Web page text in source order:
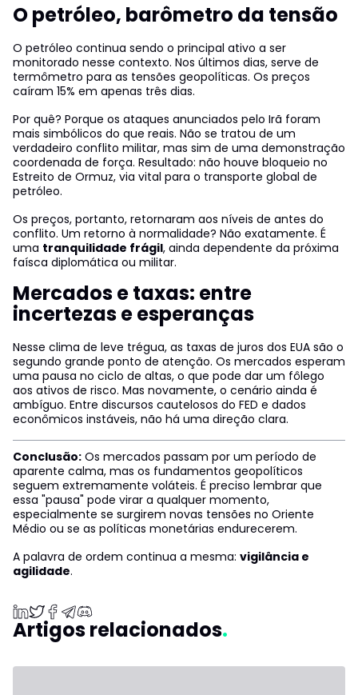
O petróleo, barômetro da tensão
O petróleo continua sendo o principal ativo a ser
monitorado nesse contexto. Nos últimos dias, serve de
termômetro para as tensões geopolíticas. Os preços
caíram 15% em apenas três dias.
Por quê? Porque os ataques anunciados pelo Irã foram
mais simbólicos do que reais. Não se tratou de um
verdadeiro conflito militar, mas sim de uma demonstração
coordenada de força. Resultado: não houve bloqueio no
Estreito de Ormuz, via vital para o transporte global de
petróleo.
Os preços, portanto, retornaram aos níveis de antes do
conflito. Um retorno à normalidade? Não exatamente. É
uma tranquilidade frágil, ainda dependente da próxima
faísca diplomática ou militar.
Mercados e taxas: entre
incertezas e esperanças
Nesse clima de leve trégua, as taxas de juros dos EUA são o
segundo grande ponto de atenção. Os mercados esperam
uma pausa no ciclo de altas, o que pode dar um fôlego
aos ativos de risco. Mas novamente, o cenário ainda é
ambíguo. Entre discursos cautelosos do FED e dados
econômicos instáveis, não há uma direção clara.
Conclusão: Os mercados passam por um período de
aparente calma, mas os fundamentos geopolíticos
seguem extremamente voláteis. É preciso lembrar que
essa "pausa" pode virar a qualquer momento,
especialmente se surgirem novas tensões no Oriente
Médio ou se as políticas monetárias endurecerem.
A palavra de ordem continua a mesma: vigilância e
agilidade.
Artigos relacionados